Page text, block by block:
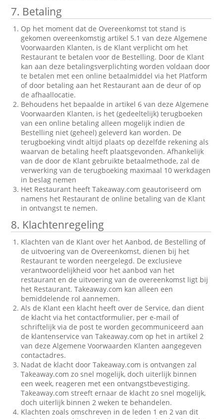
7. Betaling
Op het moment dat de Overeenkomst tot stand is
gekomen overeenkomstig artikel 5.1 van deze Algemene
Voorwaarden Klanten, is de Klant verplicht om het
Restaurant te betalen voor de Bestelling. Door de Klant
kan aan deze betalingsverplichting worden voldaan door
te betalen met een online betaalmiddel via het Platform
of door betaling aan het Restaurant aan de deur of op
de afhaallocatie.
Behoudens het bepaalde in artikel 6 van deze Algemene
Voorwaarden Klanten, is het (gedeeltelijk) terugboeken
van een online betaling alleen mogelijk indien de
Bestelling niet (geheel) geleverd kan worden. De
terugboeking vindt altijd plaats op dezelfde rekening als
waarvan de betaling heeft plaatsgevonden. Afhankelijk
van de door de Klant gebruikte betaalmethode, zal de
verwerking van de terugboeking maximaal 10 werkdagen
in beslag nemen
Het Restaurant heeft Takeaway.com geautoriseerd om
namens het Restaurant de online betaling van de Klant
in ontvangst te nemen.
8. Klachtenregeling
Klachten van de Klant over het Aanbod, de Bestelling of
de uitvoering van de Overeenkomst, dienen bij het
Restaurant te worden neergelegd. De exclusieve
verantwoordelijkheid voor het aanbod van het
restaurant en de uitvoering van de overeenkomst ligt bij
het Restaurant. Takeaway.com kan alleen een
bemiddelende rol aannemen.
Als de Klant een klacht heeft over de Service, dan dient
de klacht via het contactformulier, per e-mail of
schriftelijk via de post te worden gecommuniceerd aan
de klantenservice van Takeaway.com op het in artikel 2
van deze Algemene Voorwaarden Klanten aangegeven
contactadres.
Nadat de klacht door Takeaway.com is ontvangen zal
Takeaway.com zo snel mogelijk, doch uiterlijk binnen
een week, reageren met een ontvangstbevestiging.
Takeaway.com streeft ernaar de klacht zo snel mogelijk,
doch uiterlijk binnen 2 weken te behandelen.
Klachten zoals omschreven in de leden 1 en 2 van dit